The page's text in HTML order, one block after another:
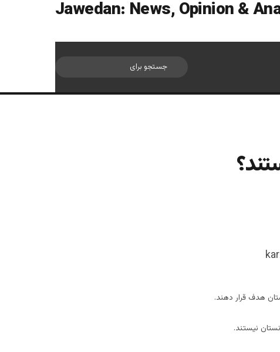
جستجو
هدف قرار دهند.
نیستند.